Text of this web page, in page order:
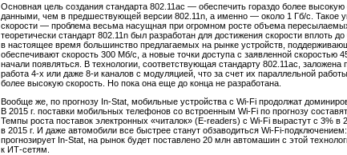
Основная цель создания стандарта 802.11ac — обеспечить гораздо более
данными, чем в предшествующей версии 802.11n, а именно — около 1 Гб/с. Такое
скорости — проблема весьма насущная при огромном росте объема
теоретически стандарт 802.11n был разработан для достижения скорости вплоть
в настоящее время большинство предлагаемых на рынке устройств,
обеспечивают скорость 300 Мб/с, а новые точки доступа с заявленной скоростью
начали появляться. В технологии, соответствующая стандарту 802.11ac, заложена
работа 4-х или даже 8-и каналов с модуляцией, что за счет их параллельной
более высокую скорость. Но пока она еще до конца не разработана.
Вообще же, по прогнозу In-Stat, мобильные устройства с Wi-Fi продолжат
В 2015 г. поставки мобильных телефонов со встроенным Wi-Fi по прогнозу
Темпы роста поставок электронных «читалок» (E-readers) с Wi-Fi вырастут с 3% в
в 2015 г. И даже автомобили все быстрее станут обзаводиться Wi-Fi-подключением:
прогнозирует In-Stat, на рынок будет поставлено 20 млн автомашин с этой
к ИТ-сетям.